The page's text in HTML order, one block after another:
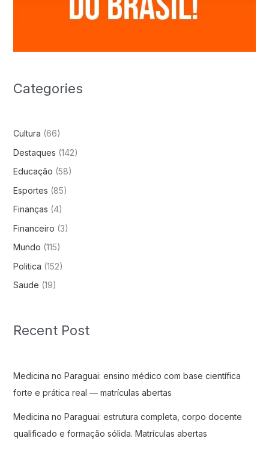
Categories
Cultura (66)
Destaques (142)
Educação (58)
Esportes (85)
Finanças (4)
Financeiro (3)
Mundo (115)
Politica (152)
Saude (19)
Recent Post
Medicina no Paraguai: ensino médico com base científica
forte e prática real — matrículas abertas
Medicina no Paraguai: estrutura completa, corpo docente
qualificado e formação sólida. Matrículas abertas